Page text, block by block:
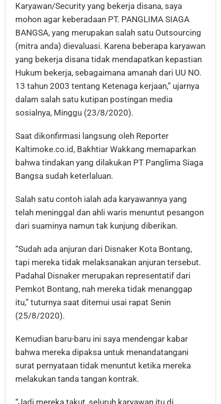
Karyawan/Security yang bekerja disana, saya
mohon agar keberadaan PT. PANGLIMA SIAGA
BANGSA, yang merupakan salah satu Outsourcing
(mitra anda) dievaluasi. Karena beberapa karyawan
yang bekerja disana tidak mendapatkan kepastian
Hukum bekerja, sebagaimana amanah dari UU NO.
13 tahun 2003 tentang Ketenaga kerjaan,” ujarnya
dalam salah satu kutipan postingan media
sosialnya, Minggu (23/8/2020).
Saat dikonfirmasi langsung oleh Reporter
Kaltimoke.co.id, Bakhtiar Wakkang memaparkan
bahwa tindakan yang dilakukan PT Panglima Siaga
Bangsa sudah keterlaluan.
Salah satu contoh ialah ada karyawannya yang
telah meninggal dan ahli waris menuntut pesangon
dari suaminya namun tak kunjung diberikan.
“Sudah ada anjuran dari Disnaker Kota Bontang,
tapi mereka tidak melaksanakan anjuran tersebut.
Padahal Disnaker merupakan representatif dari
Pemkot Bontang, nah mereka tidak menanggap
itu,” tuturnya saat ditemui usai rapat Senin
(25/8/2020).
Kemudian baru-baru ini saya mendengar kabar
bahwa mereka dipaksa untuk menandatangani
surat pernyataan tidak menuntut ketika mereka
melakukan tanda tangan kontrak.
“Jadi mereka takut, seluruh karyawan itu di